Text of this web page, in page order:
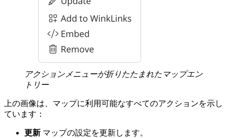
アクションメニューが折りたたまれたマップエン
トリー
上の画像は、マップに利用可能なすべてのアクションを示し
ています：
更新 マップの設定を更新します。